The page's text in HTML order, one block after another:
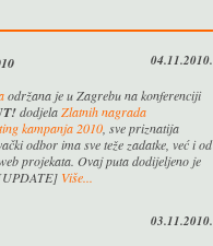
04.11.2010.
održana je u Zagrebu na konferenciji
dodjelaZlatnih nagrada
kampanja 2010 , sve priznatija
odbor ima sve teže zadatke, već i od
projekata. Ovaj puta dodijeljeno je
Više...
03.11.2010.